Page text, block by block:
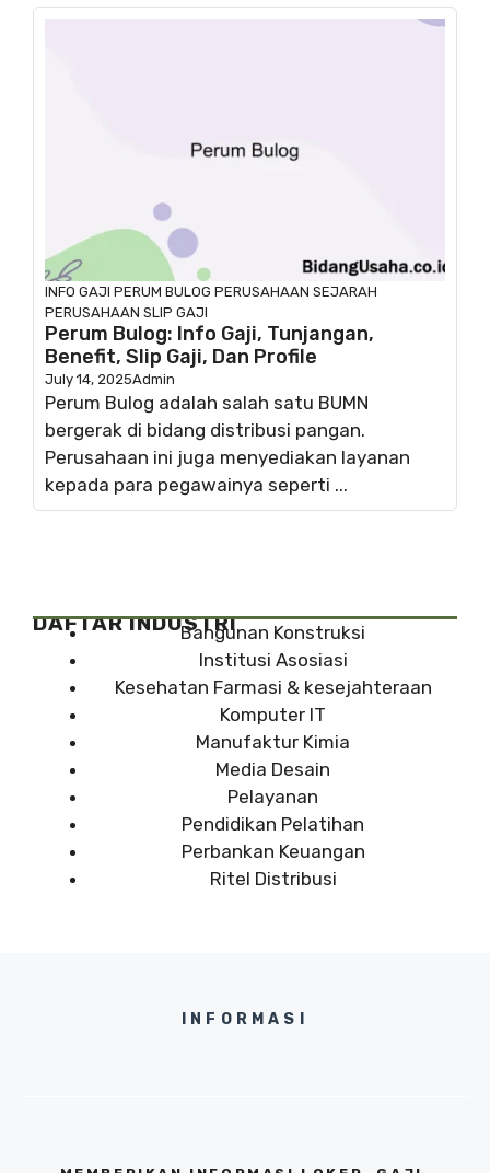
INFO GAJI PERUM BULOG PERUSAHAAN SEJARAH
PERUSAHAAN SLIP GAJI
Perum Bulog: Info Gaji, Tunjangan,
Benefit, Slip Gaji, Dan Profile
July 14, 2025Admin
Perum Bulog adalah salah satu BUMN
bergerak di bidang distribusi pangan.
Perusahaan ini juga menyediakan layanan
kepada para pegawainya seperti ...
DAFTAR INDUSTRIBangunan Konstruksi
Institusi Asosiasi
Kesehatan Farmasi & kesejahteraan
Komputer IT
Manufaktur Kimia
Media Desain
Pelayanan
Pendidikan Pelatihan
Perbankan Keuangan
Ritel Distribusi
INFORMASI